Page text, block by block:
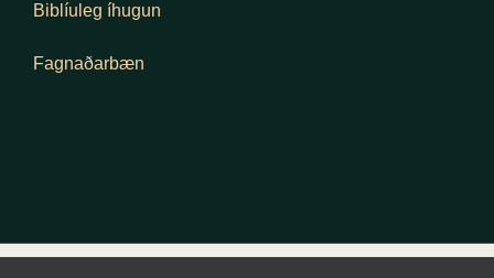
Biblíuleg íhugun
Fagnaðarbæn